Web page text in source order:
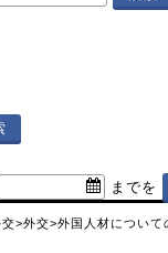
までを
>外交>外国人材について